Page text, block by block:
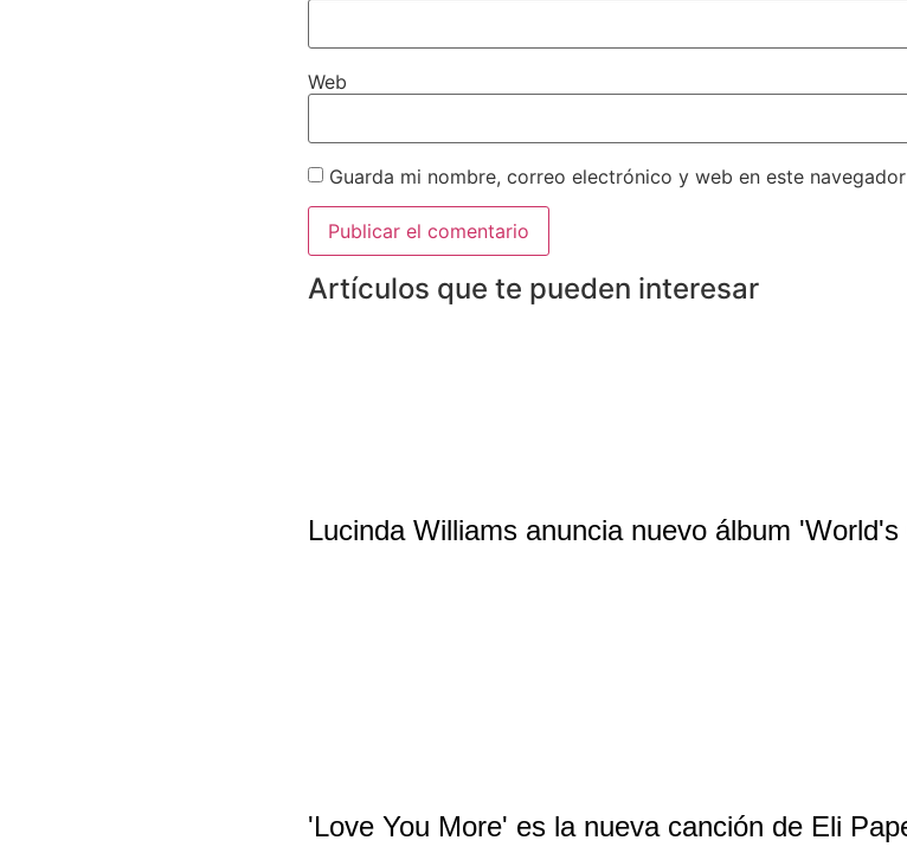
Web
Guarda mi nombre, correo electrónico y web en este
Artículos que te pueden interesar
Lucinda Williams anuncia nuevo álbum
'Love You More' es la nueva canción de Eli